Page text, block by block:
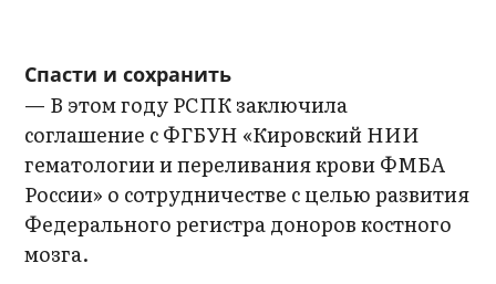
Спасти и сохранить
— В этом году РСПК заключила
соглашение с ФГБУН «Кировский НИИ
гематологии и переливания крови ФМБА
России» о сотрудничестве с целью развития
Федерального регистра доноров костного
мозга.